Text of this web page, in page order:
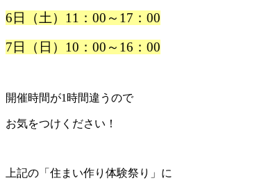
6日（土）11：00～17：00
7日（日）10：00～16：00
開催時間が1時間違うので
お気をつけください！
上記の「住まい作り体験祭り」に